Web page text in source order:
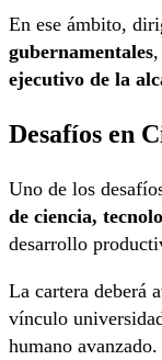
En ese ámbito,
gubernamentales
ejecutivo de la
Desafíos en
Uno de los
de ciencia,
desarrollo
La cartera deberá
vínculo
humano